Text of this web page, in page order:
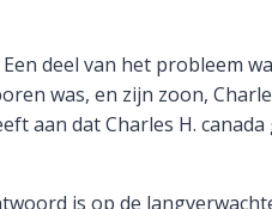
deel van het probleem
was, en zijn zoon,
aan dat Charles H. canada
is op de